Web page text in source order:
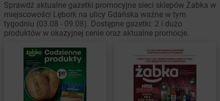
Sprawdź aktualne gazetki promocyjne sieci sklepów Żabka w
miejscowości Lębork na ulicy Gdańska ważne w tym
tygodniu (03.08 - 09.08). Dostępne gazetki: 2 i dużo
produktów w okazyjnej cenie oraz aktualne promocje.